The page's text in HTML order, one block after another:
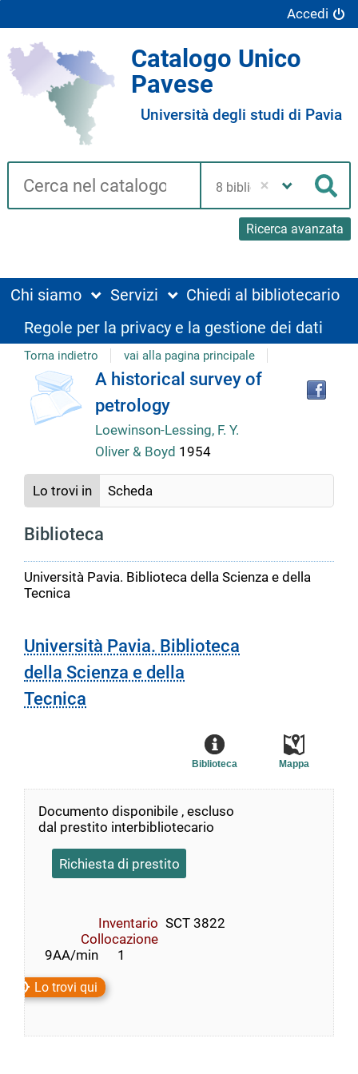
Accedi
Catalogo Unico
Pavese
Università degli studi di Pavia
Cerca su "Catalogo"
Ricerca avanzata
biblioteca
Chi siamo Servizi
Chiedi al bibliotecario
Regole per la privacy e la gestione dei dati
Torna indietro vai alla pagina principale
Dettaglio
del
documento
copertina
A historical survey of
petrology
Loewinson-Lessing, F. Y.
Oliver & Boyd 1954
Lo trovi in Scheda
Biblioteca
Università Pavia. Biblioteca della Scienza e della
Tecnica
Università Pavia. Biblioteca
della Scienza e della
Tecnica
Mappa
Biblioteca
Documento disponibile , escluso
dal prestito interbibliotecario
Richiesta di prestito
Inventario SCT 3822
Collocazione
  9AA/min      1
Lo trovi qui